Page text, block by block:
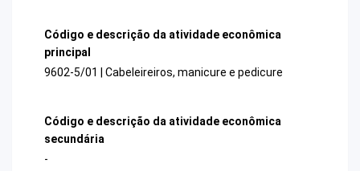
Código e descrição da atividade econômica
principal
9602-5/01 | Cabeleireiros, manicure e pedicure
Código e descrição da atividade econômica
secundária
-